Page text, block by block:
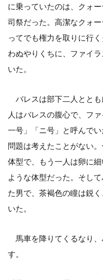
に乗っていたのは、クォ
司祭だった。高潔なクォ
ってでも権力を取りに行
わぬやりくちに、ファイ
いた。
バレスは部下二人とと
人はバレスの腹心で、フ
一号」「ニ号」と呼んで
問題は考えたことがない
体型で、もう一人は卵に
ような体型だった。そし
た男で、茶褐色の瞳は鋭
いた。
馬車を降りてくるなり
す。